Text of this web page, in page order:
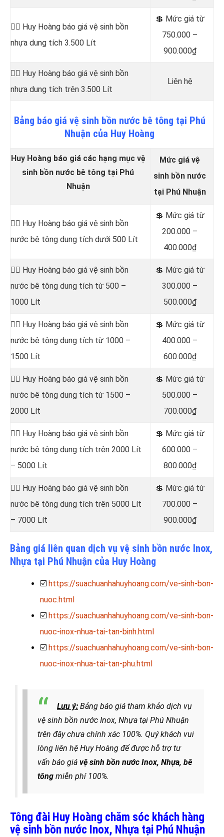
👷‍♂️ Huy Hoàng báo giá vệ sinh bồn
nhựa dung tích 3.500 Lít
💲 Mức giá từ
750.000 –
900.000₫
👷‍♂️ Huy Hoàng báo giá vệ sinh bồn
nhựa dung tích trên 3.500 Lít
Liên hệ
Bảng báo giá vệ sinh bồn nước bê tông tại Phú
Nhuận của Huy Hoàng
Huy Hoàng báo giá các hạng mục vệ
sinh bồn nước bê tông tại Phú
Nhuận
Mức giá vệ
sinh bồn nước
tại Phú Nhuận
👷‍♂️ Huy Hoàng báo giá vệ sinh bồn
nước bê tông dung tích dưới 500 Lít
💲 Mức giá từ
200.000 –
400.000₫
👷‍♂️ Huy Hoàng báo giá vệ sinh bồn
nước bê tông dung tích từ 500 –
1000 Lít
💲 Mức giá từ
300.000 –
500.000₫
👷‍♂️ Huy Hoàng báo giá vệ sinh bồn
nước bê tông dung tích từ 1000 –
1500 Lít
💲 Mức giá từ
400.000 –
600.000₫
👷‍♂️ Huy Hoàng báo giá vệ sinh bồn
nước bê tông dung tích từ 1500 –
2000 Lít
💲 Mức giá từ
500.000 –
700.000₫
👷‍♂️ Huy Hoàng báo giá vệ sinh bồn
nước bê tông dung tích trên 2000 Lít
– 5000 Lít
💲 Mức giá từ
600.000 –
800.000₫
👷‍♂️ Huy Hoàng báo giá vệ sinh bồn
nước bê tông dung tích trên 5000 Lít
– 7000 Lít
💲 Mức giá từ
700.000 –
900.000₫
Bảng giá liên quan dịch vụ vệ sinh bồn nước Inox,
Nhựa tại Phú Nhuận của Huy Hoàng
☑️ https://suachuanhahuyhoang.com/ve-sinh-bon-
nuoc.html
☑️ https://suachuanhahuyhoang.com/ve-sinh-bon-
nuoc-inox-nhua-tai-tan-binh.html
☑️ https://suachuanhahuyhoang.com/ve-sinh-bon-
nuoc-inox-nhua-tai-tan-phu.html
Lưu ý: Bảng báo giá tham khảo dịch vụ
vệ sinh bồn nước Inox, Nhựa tại Phú Nhuận
trên đây chưa chính xác 100%. Quý khách vui
lòng liên hệ Huy Hoàng để được hỗ trợ tư
vấn báo giá vệ sinh bồn nước Inox, Nhựa, bê
tông miễn phí 100%.
Tông đài Huy Hoàng chăm sóc khách hàng
vệ sinh bồn nước Inox, Nhựa tại Phú Nhuận